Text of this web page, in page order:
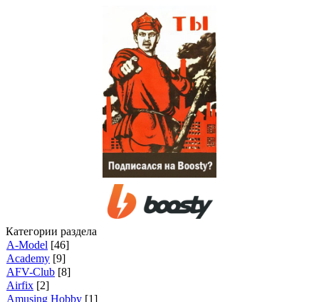
Категории раздела
A-Model [46]
Academy [9]
AFV-Club [8]
Airfix [2]
Amusing Hobby [1]